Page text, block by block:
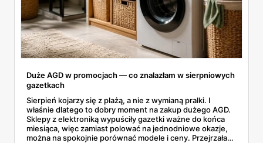
Duże AGD w promocjach — co znalazłam w sierpniowych
gazetkach
Sierpień kojarzy się z plażą, a nie z wymianą pralki. I
właśnie dlatego to dobry moment na zakup dużego AGD.
Sklepy z elektroniką wypuściły gazetki ważne do końca
miesiąca, więc zamiast polować na jednodniowe okazje,
można na spokojnie porównać modele i ceny. Przejrzałam